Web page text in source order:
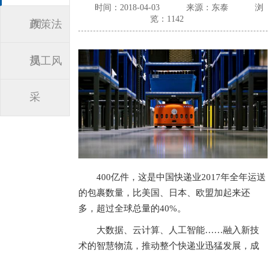
闻
政策法
规
员工风
采
时间：2018-04-03 来源：东泰
浏
览：1142
400亿件，这是中国快递业2017年全年运送
的包裹数量，比美国、日本、欧盟加起来还
多，超过全球总量的40%。
大数据、云计算、人工智能……融入新技
术的智慧物流，推动整个快递业迅猛发展，成